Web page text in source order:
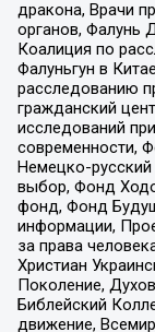
дракона, Врачи
органов, Фалунь
Коалиция по
Фалуньгун в
расследованию
гражданский
исследований
современности,
Немецко-
выбор, Фонд
фонд, Фонд
информации,
за права
Христиан
Поколение,
Библейский
движение,